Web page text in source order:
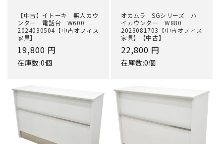
【中古】イトーキ 無人カウ
ンター 電話台 W600
2024030504【中古オフィス
家具】
通
常
19,800 円
在庫数:0個
オカムラ SGシリーズ ハ
イカウンター W880
2023081703【中古オフィス
家具】【中古】
通
常
22,800 円
在庫数:0個